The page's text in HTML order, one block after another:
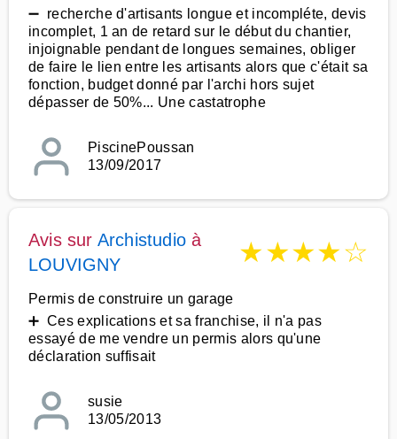
➖ recherche d'artisants longue et incompléte, devis
incomplet, 1 an de retard sur le début du chantier,
injoignable pendant de longues semaines, obliger
de faire le lien entre les artisants alors que c'était sa
fonction, budget donné par l'archi hors sujet
dépasser de 50%... Une castatrophe
PiscinePoussan
13/09/2017
Avis sur Archistudio à
LOUVIGNY
★★★★☆
Permis de construire un garage
➕ Ces explications et sa franchise, il n'a pas
essayé de me vendre un permis alors qu'une
déclaration suffisait
susie
13/05/2013